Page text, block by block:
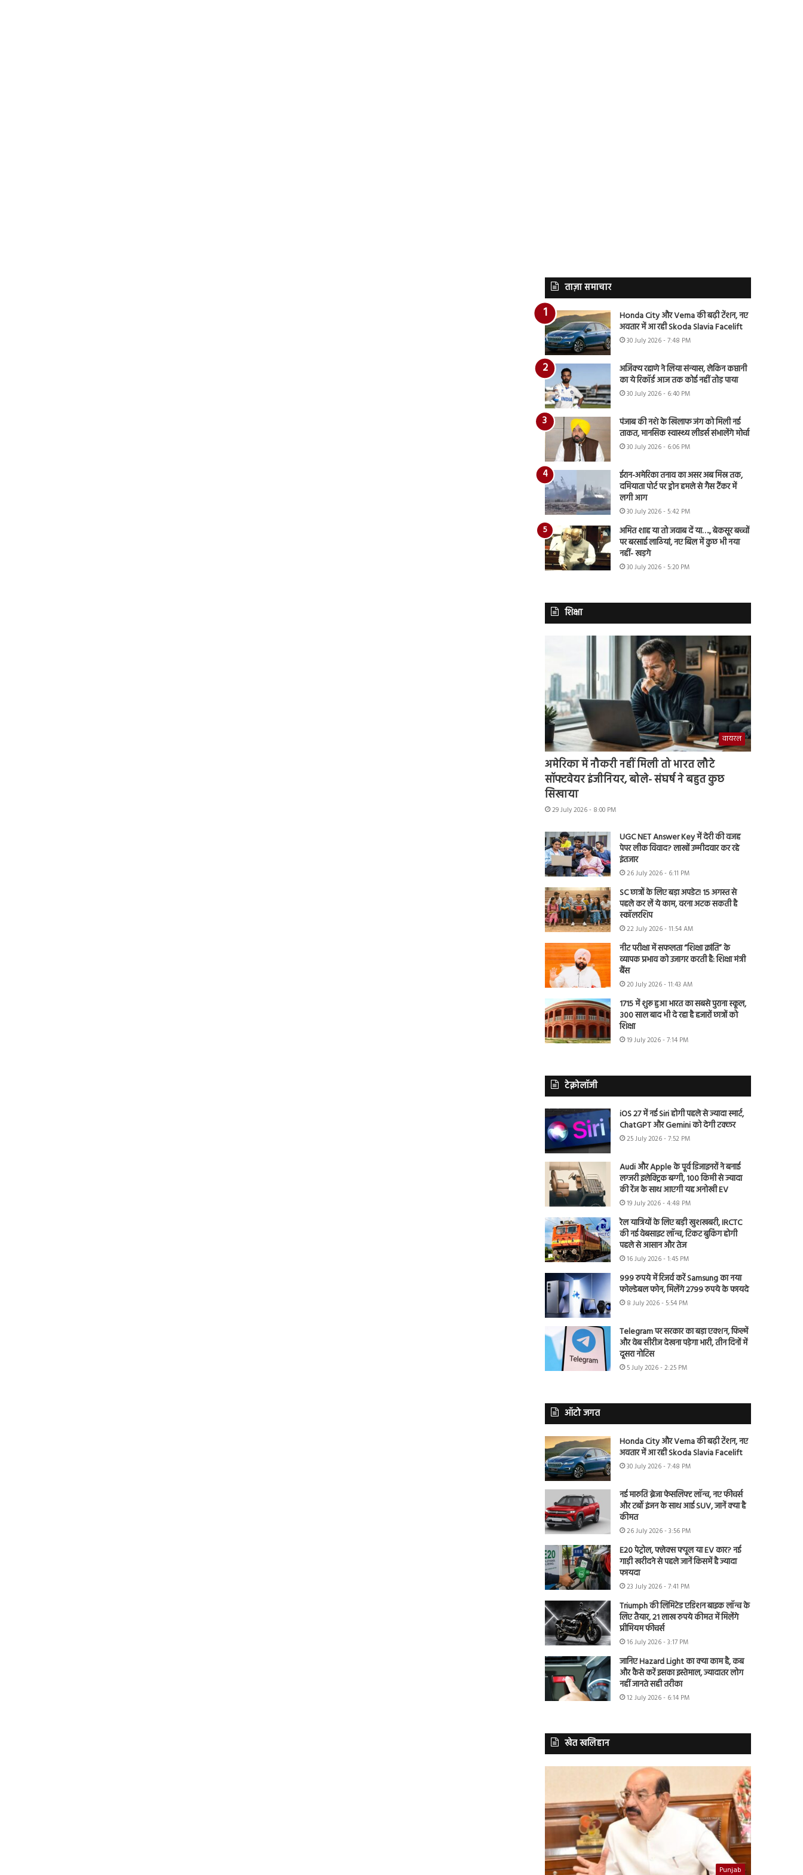
ताज़ा समाचार
Honda City और Verna की बढ़ी टेंशन, नए
अवतार में आ रही Skoda Slavia Facelift
30 July 2026 - 7:48 PM
अजिंक्य रहाणे ने लिया संन्यास, लेकिन कप्तानी
का ये रिकॉर्ड आज तक कोई नहीं तोड़ पाया
30 July 2026 - 6:40 PM
पंजाब की नशे के खिलाफ जंग को मिली नई
ताकत, मानसिक स्वास्थ्य लीडर्स संभालेंगे मोर्चा
30 July 2026 - 6:06 PM
ईरान-अमेरिका तनाव का असर अब मिस्र तक,
दमियाता पोर्ट पर ड्रोन हमले से गैस टैंकर में
लगी आग
30 July 2026 - 5:42 PM
अमित शाह या तो जवाब दें या…., बेकसूर बच्चों
पर बरसाई लाठियां, नए बिल में कुछ भी नया
नहीं- खड़गे
30 July 2026 - 5:20 PM
शिक्षा
वायरल
अमेरिका में नौकरी नहीं मिली तो भारत लौटे
सॉफ्टवेयर इंजीनियर, बोले- संघर्ष ने बहुत कुछ
सिखाया
29 July 2026 - 8:00 PM
UGC NET Answer Key में देरी की वजह
पेपर लीक विवाद? लाखों उम्मीदवार कर रहे
इंतजार
26 July 2026 - 6:11 PM
SC छात्रों के लिए बड़ा अपडेट! 15 अगस्त से
पहले कर लें ये काम, वरना अटक सकती है
स्कॉलरशिप
22 July 2026 - 11:54 AM
नीट परीक्षा में सफलता “शिक्षा क्रांति” के
व्यापक प्रभाव को उजागर करती है: शिक्षा मंत्री
बैंस
20 July 2026 - 11:43 AM
1715 में शुरू हुआ भारत का सबसे पुराना स्कूल,
300 साल बाद भी दे रहा है हजारों छात्रों को
शिक्षा
19 July 2026 - 7:14 PM
टेक्नोलॉजी
iOS 27 में नई Siri होगी पहले से ज्यादा स्मार्ट,
ChatGPT और Gemini को देगी टक्कर
25 July 2026 - 7:52 PM
Audi और Apple के पूर्व डिजाइनरों ने बनाई
लग्जरी इलेक्ट्रिक बग्गी, 100 किमी से ज्यादा
की रेंज के साथ आएगी यह अनोखी EV
19 July 2026 - 4:48 PM
रेल यात्रियों के लिए बड़ी खुशखबरी, IRCTC
की नई वेबसाइट लॉन्च, टिकट बुकिंग होगी
पहले से आसान और तेज
16 July 2026 - 1:45 PM
999 रुपये में रिजर्व करें Samsung का नया
फोल्डेबल फोन, मिलेंगे 2799 रुपये के फायदे
8 July 2026 - 5:54 PM
Telegram पर सरकार का बड़ा एक्शन, फिल्में
और वेब सीरीज देखना पड़ेगा भारी, तीन दिनों में
दूसरा नोटिस
5 July 2026 - 2:25 PM
ऑटो जगत
Honda City और Verna की बढ़ी टेंशन, नए
अवतार में आ रही Skoda Slavia Facelift
30 July 2026 - 7:48 PM
नई मारुति ब्रेजा फेसलिफ्ट लॉन्च, नए फीचर्स
और टर्बो इंजन के साथ आई SUV, जानें क्या है
कीमत
26 July 2026 - 3:56 PM
E20 पेट्रोल, फ्लेक्स फ्यूल या EV कार? नई
गाड़ी खरीदने से पहले जानें किसमें है ज्यादा
फायदा
23 July 2026 - 7:41 PM
Triumph की लिमिटेड एडिशन बाइक लॉन्च के
लिए तैयार, 21 लाख रुपये कीमत में मिलेंगे
प्रीमियम फीचर्स
16 July 2026 - 3:17 PM
जानिए Hazard Light का क्या काम है, कब
और कैसे करें इसका इस्तेमाल, ज्यादातर लोग
नहीं जानते सही तरीका
12 July 2026 - 6:14 PM
खेत खलिहान
Punjab